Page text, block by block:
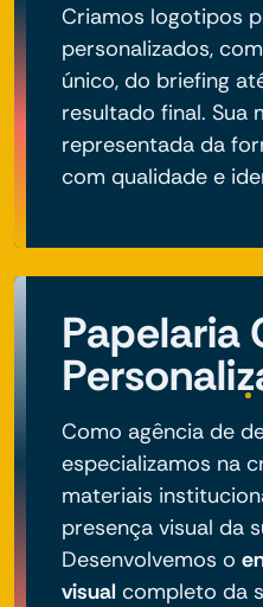
Criamos logotipos
personalizados,
único, do briefing
resultado final. Sua
representada da
com qualidade e
Papelaria
Como agência de
especializamos na
materiais
presença visual da
Desenvolvemos o
visual completo da